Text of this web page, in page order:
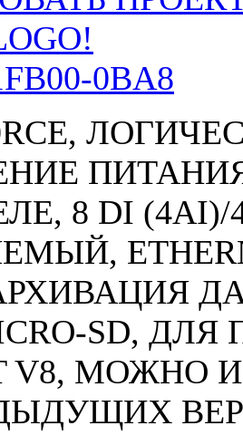
0BA8
8 DI
SD, ДЛЯ
V8, МОЖНО